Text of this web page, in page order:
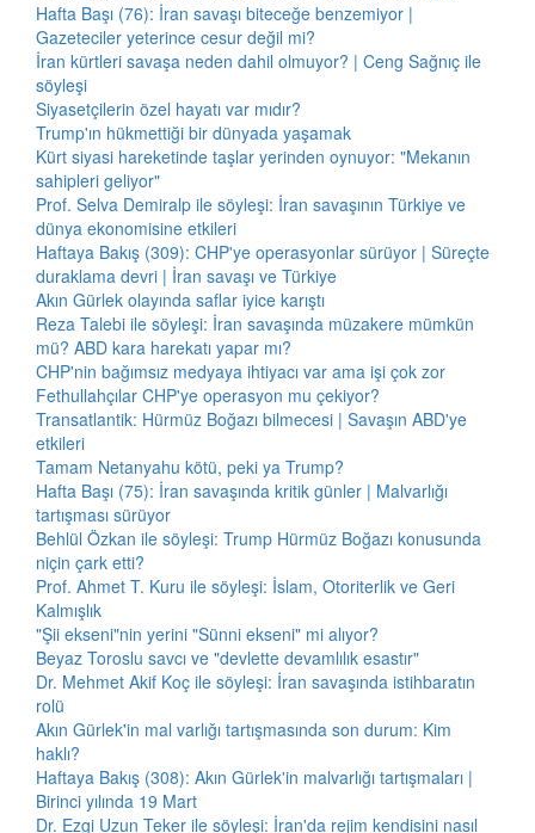
Hafta Başı (76): İran savaşı biteceğe benzemiyor |
Gazeteciler yeterince cesur değil mi?
İran kürtleri savaşa neden dahil olmuyor? | Ceng Sağnıç ile
söyleşi
Siyasetçilerin özel hayatı var mıdır?
Trump'ın hükmettiği bir dünyada yaşamak
Kürt siyasi hareketinde taşlar yerinden oynuyor: "Mekanın
sahipleri geliyor"
Prof. Selva Demiralp ile söyleşi: İran savaşının Türkiye ve
dünya ekonomisine etkileri
Haftaya Bakış (309): CHP'ye operasyonlar sürüyor | Süreçte
duraklama devri | İran savaşı ve Türkiye
Akın Gürlek olayında saflar iyice karıştı
Reza Talebi ile söyleşi: İran savaşında müzakere mümkün
mü? ABD kara harekatı yapar mı?
CHP'nin bağımsız medyaya ihtiyacı var ama işi çok zor
Fethullahçılar CHP'ye operasyon mu çekiyor?
Transatlantik: Hürmüz Boğazı bilmecesi | Savaşın ABD'ye
etkileri
Tamam Netanyahu kötü, peki ya Trump?
Hafta Başı (75): İran savaşında kritik günler | Malvarlığı
tartışması sürüyor
Behlül Özkan ile söyleşi: Trump Hürmüz Boğazı konusunda
niçin çark etti?
Prof. Ahmet T. Kuru ile söyleşi: İslam, Otoriterlik ve Geri
Kalmışlık
"Şii ekseni"nin yerini "Sünni ekseni" mi alıyor?
Beyaz Toroslu savcı ve "devlette devamlılık esastır"
Dr. Mehmet Akif Koç ile söyleşi: İran savaşında istihbaratın
rolü
Akın Gürlek'in mal varlığı tartışmasında son durum: Kim
haklı?
Haftaya Bakış (308): Akın Gürlek'in malvarlığı tartışmaları |
Birinci yılında 19 Mart
Dr. Ezgi Uzun Teker ile söyleşi: İran'da rejim kendisini nasıl